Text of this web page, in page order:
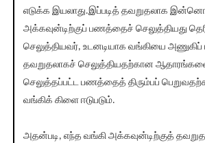
எடுக்க இயலாது.இப்படித் தவறுதலாக
அக்கவுன்டிற்குப் பணத்தைச் செலுத்தியது
செலுத்தியவர், உடனடியாக வங்கியை
தவறுதலாகச் செலுத்தியதற்கான
செலுத்தப்பட்ட பணத்தைத் திரும்பப்
வங்கிக் கிளை ஈடுபடும்.
அதன்படி, எந்த வங்கி அக்கவுன்டிற்குத்